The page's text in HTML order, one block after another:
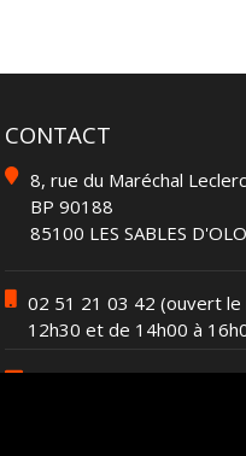
CONTACT
8, rue du Maréchal Leclerc
BP 90188
85100 LES SABLES
02 51 21 03 42 (ouvert le
12h30 et de 14h00 à